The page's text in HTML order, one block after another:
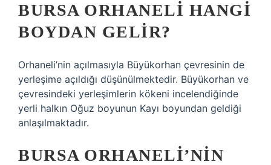
BURSA ORHANELI HANGI
BOYDAN GELIR?
Orhaneli’nin açılmasıyla Büyükorhan çevresinin de
yerleşime açıldığı düşünülmektedir. Büyükorhan ve
çevresindeki yerleşimlerin kökeni incelendiğinde
yerli halkın Oğuz boyunun Kayı boyundan geldiği
anlaşılmaktadır.
BURSA ORHANELI’NIN